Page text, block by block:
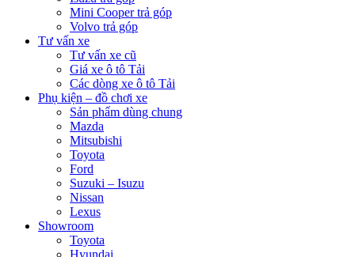
Mini Cooper trả góp
Volvo trả góp
Tư vấn xe
Tư vấn xe cũ
Giá xe ô tô Tải
Các dòng xe ô tô Tải
Phụ kiện – đồ chơi xe
Sản phẩm dùng chung
Mazda
Mitsubishi
Toyota
Ford
Suzuki – Isuzu
Nissan
Lexus
Showroom
Toyota
Hyundai